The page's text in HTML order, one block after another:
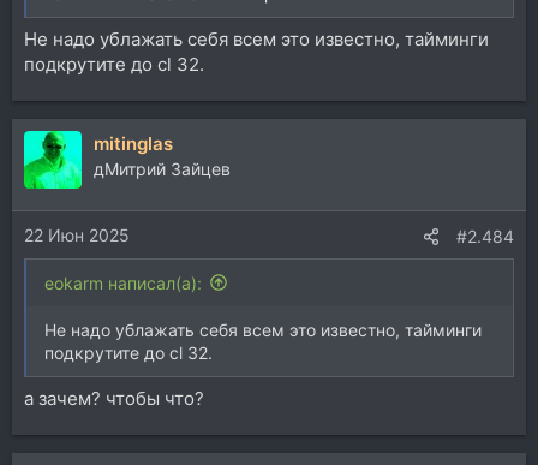
Не надо ублажать себя всем это известно, тайминги
подкрутите до cl 32.
mitinglas
дМитрий Зайцев
22 Июн 2025 #2.484
eokarm написал(а):
Не надо ублажать себя всем это известно, тайминги
подкрутите до cl 32.
а зачем? чтобы что?